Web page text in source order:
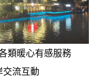
暖心有感服務
流互動